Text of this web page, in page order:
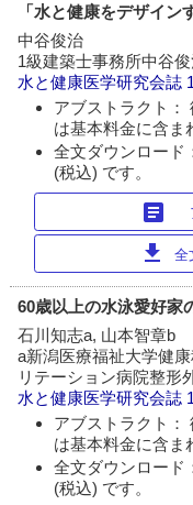
「水と健康をデザイ
中谷俊治
1級建築士事務所中谷
水と健康医学研究会誌
アブストラクト：
は基本料金に含ま
全文ダウンロード
(税込) です。
article
download 全
60歳以上の水泳愛好家
石川知志a, 山本智章b
a新潟医療福祉大学健
リテーション病院整形
水と健康医学研究会誌
アブストラクト：
は基本料金に含ま
全文ダウンロード
(税込) です。